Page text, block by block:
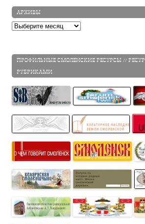
АРХИВЫ
Архивы
ПРОФИЛЬНЫЕ СМОЛЕНСКИЕ РЕСУРСЫ //
РУБРИКАМИ